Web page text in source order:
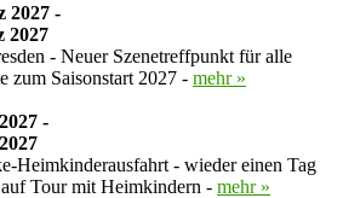
2027 -
2027
- Neuer Szenetreffpunkt für alle
zum Saisonstart 2027 - mehr »
-
Heimkinderausfahrt - wieder einen Tag
Tour mit Heimkindern - mehr »